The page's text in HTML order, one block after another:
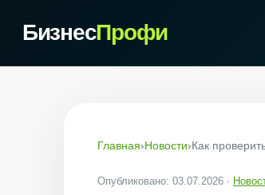
БизнесПрофи
Главная›Новости›Как
Опубликовано: 03.07.2026 ·